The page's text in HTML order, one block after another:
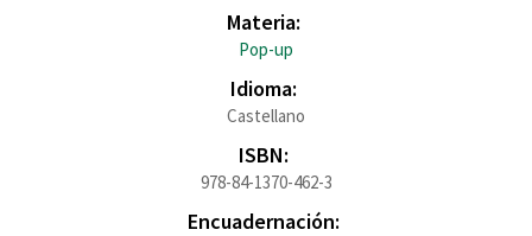
Materia:
Pop-up
Idioma:
Castellano
ISBN:
978-84-1370-462-3
Encuadernación: